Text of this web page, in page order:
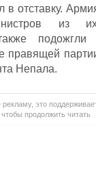
отставку.
из
правящей
Непала.
это
чтобы продолжить читать